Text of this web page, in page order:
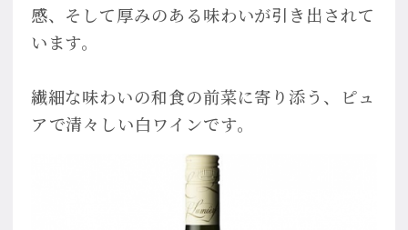
感、そして厚みのある味わいが引き出されて
います。
繊細な味わいの和食の前菜に寄り添う、ピュ
アで清々しい白ワインです。